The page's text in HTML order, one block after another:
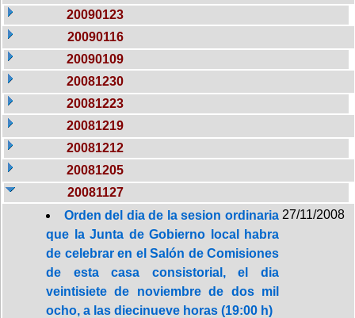
20090123
20090116
20090109
20081230
20081223
20081219
20081212
20081205
20081127
Orden del dia de la sesion ordinaria
que la Junta de Gobierno local habra
de celebrar en el Salón de Comisiones
de esta casa consistorial, el dia
veintisiete de noviembre de dos mil
ocho, a las diecinueve horas (19:00 h)
27/11/2008